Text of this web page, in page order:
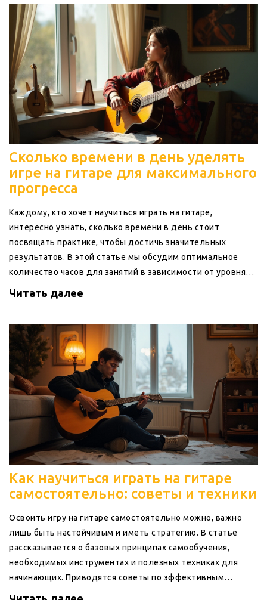
наслаждаться каждым этапом обучения.
Сколько времени в день уделять
игре на гитаре для максимального
прогресса
Каждому, кто хочет научиться играть на гитаре,
интересно узнать, сколько времени в день стоит
посвящать практике, чтобы достичь значительных
результатов. В этой статье мы обсудим оптимальное
количество часов для занятий в зависимости от уровня
усталости и выгорания. Важно найти баланс между
Несмотря на то, что уделенное время важно, более
значимым может быть качество самой практики.
Читать далее
Как научиться играть на гитаре
самостоятельно: советы и техники
Освоить игру на гитаре самостоятельно можно, важно
лишь быть настойчивым и иметь стратегию. В статье
рассказывается о базовых принципах самообучения,
необходимых инструментах и полезных техниках для
начинающих. Приводятся советы по эффективным